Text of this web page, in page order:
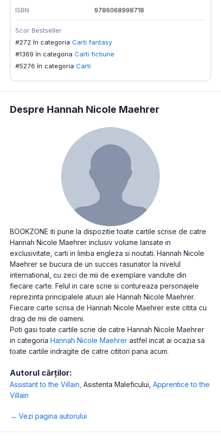
ISBN 9786068998718
Scor Bestseller
#272 în categoria Carti fantasy
#1369 în categoria Carti fictiune
#5276 în categoria Carti
Despre Hannah Nicole Maehrer
BOOKZONE iti pune la dispozitie toate cartile scrise de catre
Hannah Nicole Maehrer inclusiv volume lansate in
exclusivitate, carti in limba engleza si noutati. Hannah Nicole
Maehrer se bucura de un succes rasunator la nivelul
international, cu zeci de mii de exemplare vandute din
fiecare carte. Felul in care scrie si contureaza personajele
reprezinta principalele atuuri ale Hannah Nicole Maehrer.
Fiecare carte scrisa de Hannah Nicole Maehrer este citita cu
drag de mii de oameni.
Poti gasi toate cartile scrie de catre Hannah Nicole Maehrer
in categoria Hannah Nicole Maehrer astfel incat ai ocazia sa
toate cartile indragite de catre cititori pana acum.
Autorul cărților:
Assistant to the Villain Asistenta Maleficului Apprentice to the
Villain
→ Vezi pagina autorului